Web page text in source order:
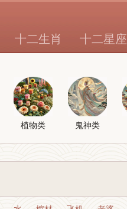
十二生肖 十二星座
植物类 鬼神类